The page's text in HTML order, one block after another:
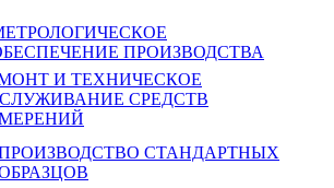
ПРОИЗВОДСТВА
И ТЕХНИЧЕСКОЕ
СРЕДСТВ
СТАНДАРТНЫХ